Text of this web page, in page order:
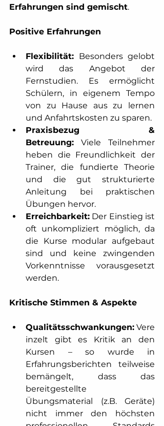
Erfahrungen sind gemischt.
Positive Erfahrungen
Flexibilität: Besonders gelobt
wird das Angebot der
Fernstudien. Es ermöglicht
Schülern, in eigenem Tempo
von zu Hause aus zu lernen
und Anfahrtskosten zu sparen.
Praxisbezug &
Betreuung: Viele Teilnehmer
heben die Freundlichkeit der
Trainer, die fundierte Theorie
und die gut strukturierte
Anleitung bei praktischen
Übungen hervor.
Erreichbarkeit: Der Einstieg ist
oft unkompliziert möglich, da
die Kurse modular aufgebaut
sind und keine zwingenden
Vorkenntnisse vorausgesetzt
werden.
Kritische Stimmen & Aspekte
Qualitätsschwankungen: Vere
inzelt gibt es Kritik an den
Kursen – so wurde in
Erfahrungsberichten teilweise
bemängelt, dass das
bereitgestellte
Übungsmaterial (z.B. Geräte)
nicht immer den höchsten